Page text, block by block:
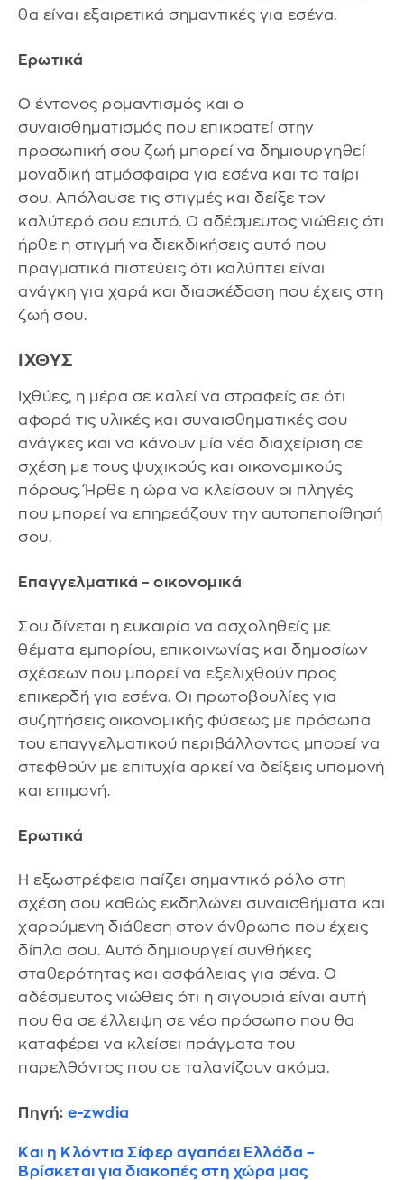
θα είναι εξαιρετικά σημαντικές για εσένα.
Ερωτικά
Ο έντονος ρομαντισμός και ο
συναισθηματισμός που επικρατεί στην
προσωπική σου ζωή μπορεί να δημιουργηθεί
μοναδική ατμόσφαιρα για εσένα και το ταίρι
σου. Απόλαυσε τις στιγμές και δείξε τον
καλύτερό σου εαυτό. Ο αδέσμευτος νιώθεις ότι
ήρθε η στιγμή να διεκδικήσεις αυτό που
πραγματικά πιστεύεις ότι καλύπτει είναι
ανάγκη για χαρά και διασκέδαση που έχεις στη
ζωή σου.
ΙΧΘΥΣ
Ιχθύες, η μέρα σε καλεί να στραφείς σε ότι
αφορά τις υλικές και συναισθηματικές σου
ανάγκες και να κάνουν μία νέα διαχείριση σε
σχέση με τους ψυχικούς και οικονομικούς
πόρους. Ήρθε η ώρα να κλείσουν οι πληγές
που μπορεί να επηρεάζουν την αυτοπεποίθησή
σου.
Επαγγελματικά – οικονομικά
Σου δίνεται η ευκαιρία να ασχοληθείς με
θέματα εμπορίου, επικοινωνίας και δημοσίων
σχέσεων που μπορεί να εξελιχθούν προς
επικερδή για εσένα. Οι πρωτοβουλίες για
συζητήσεις οικονομικής φύσεως με πρόσωπα
του επαγγελματικού περιβάλλοντος μπορεί να
στεφθούν με επιτυχία αρκεί να δείξεις υπομονή
και επιμονή.
Ερωτικά
Η εξωστρέφεια παίζει σημαντικό ρόλο στη
σχέση σου καθώς εκδηλώνει συναισθήματα και
χαρούμενη διάθεση στον άνθρωπο που έχεις
δίπλα σου. Αυτό δημιουργεί συνθήκες
σταθερότητας και ασφάλειας για σένα. Ο
αδέσμευτος νιώθεις ότι η σιγουριά είναι αυτή
που θα σε έλλειψη σε νέο πρόσωπο που θα
καταφέρει να κλείσει πράγματα του
παρελθόντος που σε ταλανίζουν ακόμα.
Πηγή: e-zwdia
Και η Κλόντια Σίφερ αγαπάει Ελλάδα –
Βρίσκεται για διακοπές στη χώρα μας